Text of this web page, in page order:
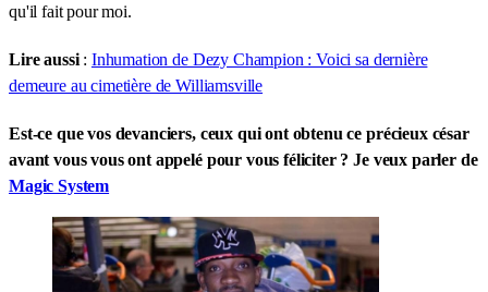
qu'il fait pour moi.
Lire aussi: Inhumation de Dezy Champion : Voici sa dernière
demeure au cimetière de Williamsville
Est-ce que vos devanciers, ceux qui ont obtenu ce précieux césar
avant vous vous ont appelé pour vous féliciter ? Je veux parler de
Magic System